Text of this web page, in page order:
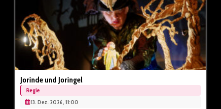
Jorinde und Joringel
Regie
13. Dez. 2026, 11:00